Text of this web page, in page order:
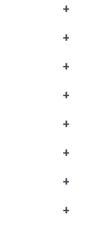
+
+
+
+
+
+
+
+